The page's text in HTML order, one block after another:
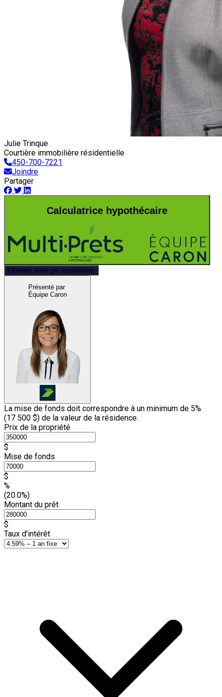
Julie Trinque
Courtière immobilière résidentielle
450-700-7221
Joindre
Partager
Calculatrice hypothécaire
Obtenez votre pré-approbation
Présenté par
Équipe Caron
La mise de fonds doit correspondre à un minimum de 5%
(17 500 $) de la valeur de la résidence.
Prix de la propriété
$
Mise de fonds
$
%
(20.0%)
Montant du prêt
$
Taux d'intérêt